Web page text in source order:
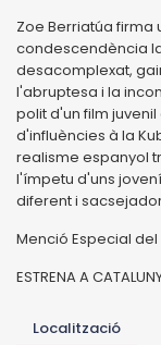
Zoe Berriatúa
condescendència
desacomplexat,
l'abruptesa i la
polit d'un film
d'influències à la
realisme espanyol
l'ímpetu d'uns
diferent i
Menció Especial
ESTRENA A
Localització